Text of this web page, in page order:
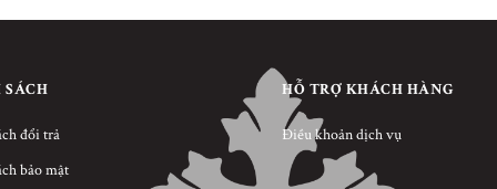
đổi trả
bảo mật
HỖ TRỢ KHÁCH HÀNG
Điều khoản dịch vụ